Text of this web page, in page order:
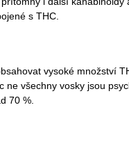
s THC.
vysoké množství
všechny vosky jsou
70 %.